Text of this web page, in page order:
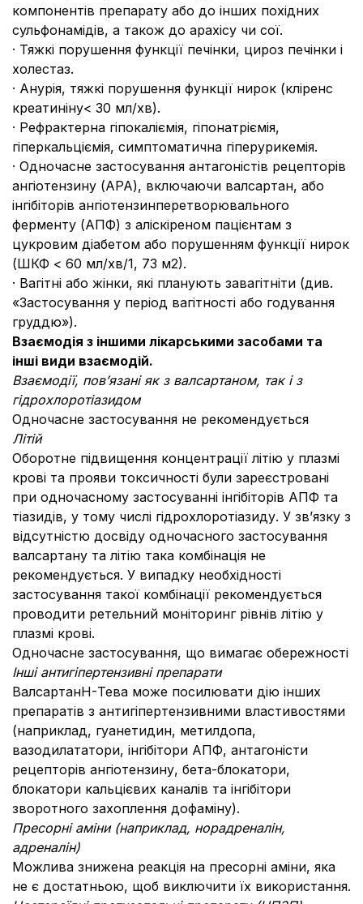
компонентів препарату або до інших похідних
сульфонамідів, а також до арахісу чи сої.
· Тяжкі порушення функції печінки, цироз печінки і
холестаз.
· Анурія, тяжкі порушення функції нирок (кліренс
креатиніну< 30 мл/хв).
· Рефрактерна гіпокаліємія, гіпонатріємія,
гіперкальціємія, симптоматична гіперурикемія.
· Одночасне застосування антагоністів рецепторів
ангіотензину (АРА), включаючи валсартан, або
інгібіторів ангіотензинперетворювального
ферменту (АПФ) з аліскіреном пацієнтам з
цукровим діабетом або порушенням функції нирок
(ШКФ < 60 мл/хв/1, 73 м2).
· Вагітні або жінки, які планують завагітніти (див.
«Застосування у період вагітності або годування
груддю»).
Взаємодія з іншими лікарськими засобами та
інші види взаємодій.
Взаємодії, пов’язані як з валсартаном, так і з
гідрохлоротіазидом
Одночасне застосування не рекомендується
Літій
Оборотне підвищення концентрації літію у плазмі
крові та прояви токсичності були зареєстровані
при одночасному застосуванні інгібіторів АПФ та
тіазидів, у тому числі гідрохлоротіазиду. У зв’язку з
відсутністю досвіду одночасного застосування
валсартану та літію така комбінація не
рекомендується. У випадку необхідності
застосування такої комбінації рекомендується
проводити ретельний моніторинг рівнів літію у
плазмі крові.
Одночасне застосування, що вимагає обережності
Інші антигіпертензивні препарати
ВалсартанH-Тева може посилювати дію інших
препаратів з антигіпертензивними властивостями
(наприклад, гуанетидин, метилдопа,
вазодилататори, інгібітори АПФ, антагоністи
рецепторів ангіотензину, бета-блокатори,
блокатори кальцієвих каналів та інгібітори
зворотного захоплення дофаміну).
Пресорні аміни (наприклад, норадреналін,
адреналін)
Можлива знижена реакція на пресорні аміни, яка
не є достатньою, щоб виключити їх використання.